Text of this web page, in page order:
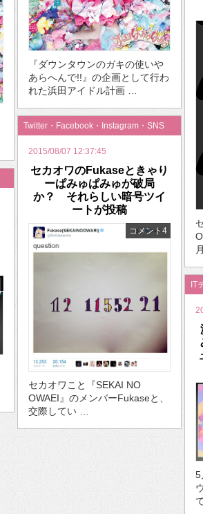
『ダウンタウンのガキの使いや
あらへんで!!』の企画として行わ
れた浜田アイドル計画 …
Twitter・Facebook・Instagram・SNS
2015/08/07 12:37:45
セカオワのFukaseときゃり
ーぱみゅぱみゅが破局
か？ それらしい暗号ツイ
ートが投稿
コメント4
セカオワこと『SEKAI NO
OWAEI』のメンバーFukaseと、
交際してい …
IT
5